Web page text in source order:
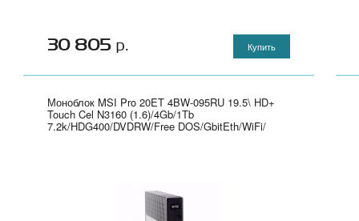
30 805р. Купить
Моноблок MSI Pro 20ET 4BW-095RU 19.5\ HD+
Touch Cel N3160 (1.6)/4Gb/1Tb
7.2k/HDG400/DVDRW/Free DOS/GbitEth/WiFi/